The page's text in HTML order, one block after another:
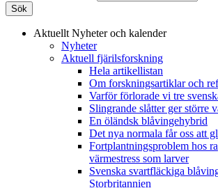
Aktuellt Nyheter och kalender
Nyheter
Aktuell fjärilsforskning
Hela artikellistan
Om forskningsartiklar och
Varför förlorade vi tre
Slingrande slåtter ger större
En öländsk blåvingehybrid
Det nya normala får oss att
Fortplantningsproblem hos
värmestress som larver
Svenska svartfläckiga
Storbritannien